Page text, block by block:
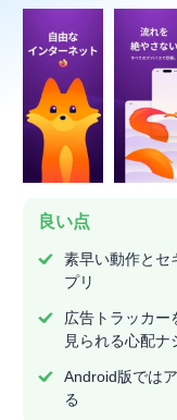
良い点
素早い動作とセ
プリ
広告トラッカー
見られる心配ナ
Android版では
る